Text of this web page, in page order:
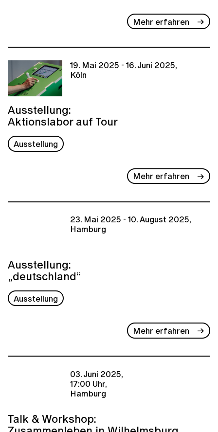
Mehr erfahren
19. Mai 2025 - 16. Juni 2025,
Köln
Ausstellung:
Aktionslabor auf Tour
Ausstellung
Mehr erfahren
23. Mai 2025 - 10. August 2025,
Hamburg
Ausstellung:
„deutschland“
Ausstellung
Mehr erfahren
03. Juni 2025,
17:00 Uhr,
Hamburg
Talk & Workshop: